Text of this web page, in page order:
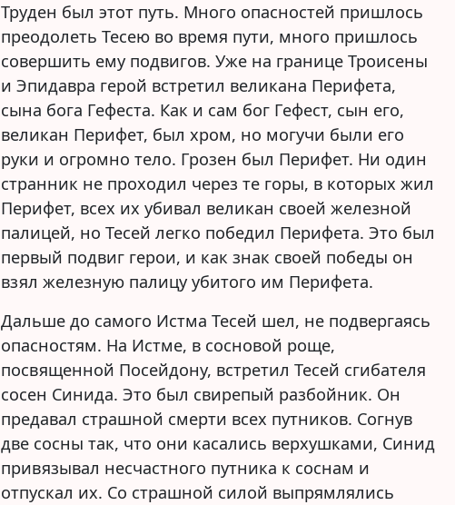
Труден был этот путь. Много опасностей пришлось
преодолеть Тесею во время пути, много пришлось
совершить ему подвигов. Уже на границе Троисены
и Эпидавра герой встретил великана Перифета,
сына бога Гефеста. Как и сам бог Гефест, сын его,
великан Перифет, был хром, но могучи были его
руки и огромно тело. Грозен был Перифет. Ни один
странник не проходил через те горы, в которых жил
Перифет, всех их убивал великан своей железной
палицей, но Тесей легко победил Перифета. Это был
первый подвиг герои, и как знак своей победы он
взял железную палицу убитого им Перифета.
Дальше до самого Истма Тесей шел, не подвергаясь
опасностям. На Истме, в сосновой роще,
посвященной Посейдону, встретил Тесей сгибателя
сосен Синида. Это был свирепый разбойник. Он
предавал страшной смерти всех путников. Согнув
две сосны так, что они касались верхушками, Синид
привязывал несчастного путника к соснам и
отпускал их. Со страшной силой выпрямлялись